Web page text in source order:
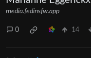
media.fedinsfw.app
0 14